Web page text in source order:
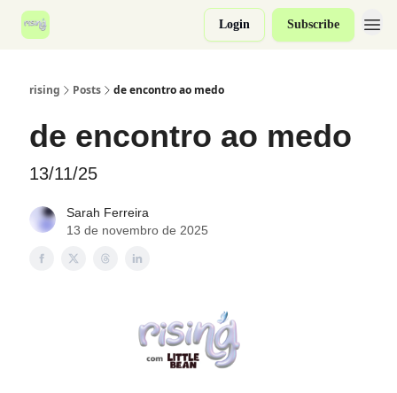
Login Subscribe
rising Posts de encontro ao medo
de encontro ao medo
13/11/25
Sarah Ferreira
13 de novembro de 2025